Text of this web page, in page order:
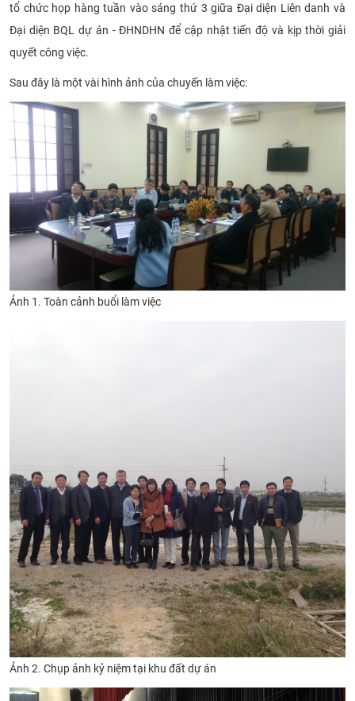
tổ chức họp hàng tuần vào sáng thứ 3 giữa Đại diện Liên danh và
Đại diện BQL dự án - ĐHNDHN để cập nhật tiến độ và kịp thời giải
quyết công việc.
Sau đây là một vài hình ảnh của chuyến làm việc:​
Ảnh 1. Toàn cảnh buổi làm việc
Ảnh 2. Chụp ảnh kỷ niệm tại khu đất dự án